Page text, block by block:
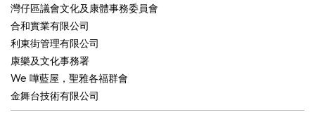
灣仔區議會文化及康體事務委員會
合和實業有限公司
利東街管理有限公司
康樂及文化事務署
We 嘩藍屋，聖雅各福群會
金舞台技術有限公司